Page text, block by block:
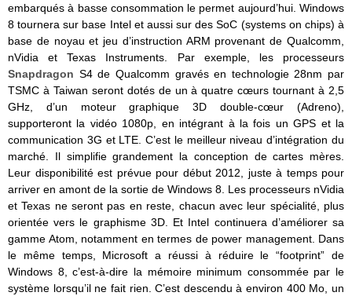
embarqués à basse consommation le permet aujourd’hui. Windows
8 tournera sur base Intel et aussi sur des SoC (systems on chips) à
base de noyau et jeu d’instruction ARM provenant de Qualcomm,
nVidia et Texas Instruments. Par exemple, les processeurs
Snapdragon S4 de Qualcomm gravés en technologie 28nm par
TSMC à Taiwan seront dotés de un à quatre cœurs tournant à 2,5
GHz, d’un moteur graphique 3D double-cœur (Adreno),
supporteront la vidéo 1080p, en intégrant à la fois un GPS et la
communication 3G et LTE. C’est le meilleur niveau d’intégration du
marché. Il simplifie grandement la conception de cartes mères.
Leur disponibilité est prévue pour début 2012, juste à temps pour
arriver en amont de la sortie de Windows 8. Les processeurs nVidia
et Texas ne seront pas en reste, chacun avec leur spécialité, plus
orientée vers le graphisme 3D. Et Intel continuera d’améliorer sa
gamme Atom, notamment en termes de power management. Dans
le même temps, Microsoft a réussi à réduire le “footprint” de
Windows 8, c’est-à-dire la mémoire minimum consommée par le
système lorsqu’il ne fait rien. C’est descendu à environ 400 Mo, un